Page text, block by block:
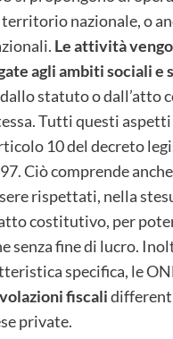
nazionale, o
Le attività
agli ambiti sociali e
statuto o dall’atto
Tutti questi
10 del decreto
Ciò comprende
rispettati, nella
costitutivo, per
senza fine di lucro.
specifica, le
fiscali
private.